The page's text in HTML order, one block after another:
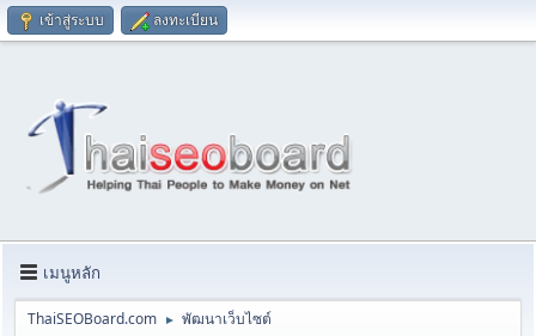
เข้าสู่ระบบ ลงทะเบียน
เมนูหลัก
ThaiSEOBoard.com ► พัฒนาเว็บไซต์